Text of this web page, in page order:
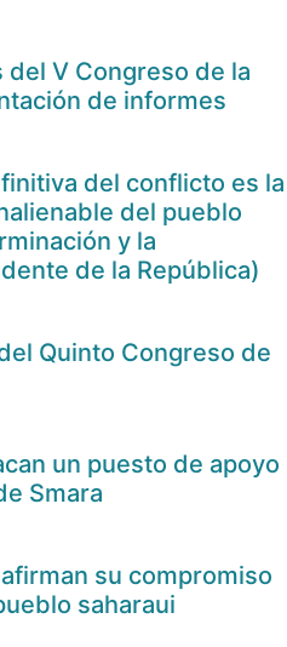
V Congreso de la
de informes
del conflicto es la
del pueblo
y la
de la República)
Quinto Congreso de
un puesto de apoyo
Smara
su compromiso
saharaui